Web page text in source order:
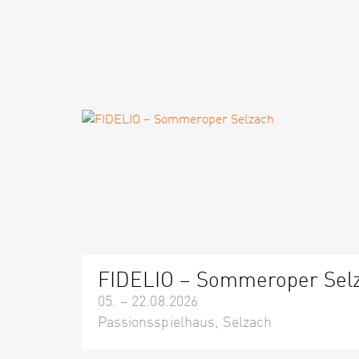
FIDELIO – Sommeroper
05. – 22.08.2026
Passionsspielhaus, Selzach